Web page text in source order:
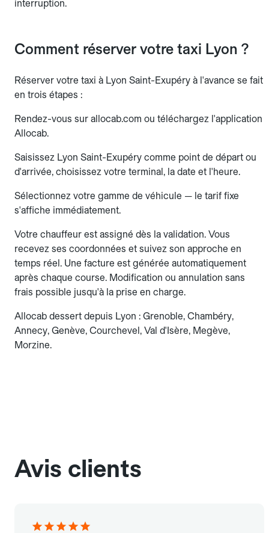
interruption.
Comment réserver votre taxi Lyon ?
Réserver votre taxi à Lyon Saint-Exupéry à l'avance se fait
en trois étapes :
Rendez-vous sur allocab.com ou téléchargez l'application
Allocab.
Saisissez Lyon Saint-Exupéry comme point de départ ou
d'arrivée, choisissez votre terminal, la date et l'heure.
Sélectionnez votre gamme de véhicule — le tarif fixe
s'affiche immédiatement.
Votre chauffeur est assigné dès la validation. Vous
recevez ses coordonnées et suivez son approche en
temps réel. Une facture est générée automatiquement
après chaque course. Modification ou annulation sans
frais possible jusqu'à la prise en charge.
Allocab dessert depuis Lyon : Grenoble, Chambéry,
Annecy, Genève, Courchevel, Val d'Isère, Megève,
Morzine.
Avis clients